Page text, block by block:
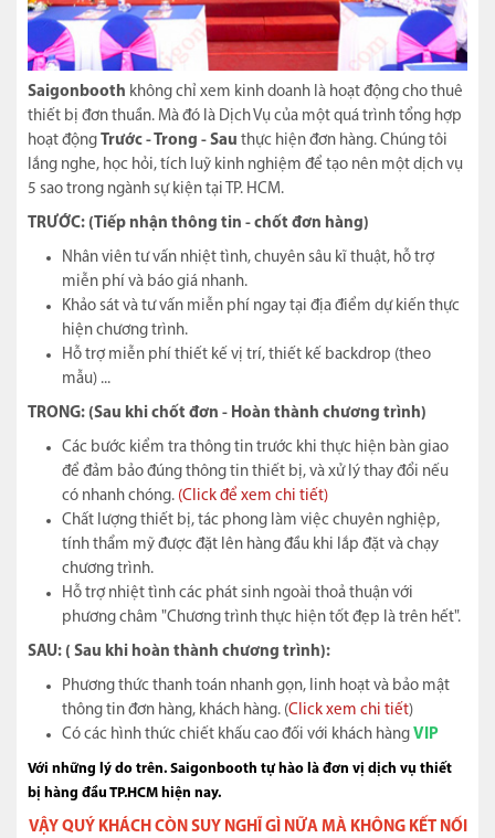
Saigonbooth không chỉ xem kinh doanh là hoạt động cho thuê
thiết bị đơn thuần. Mà đó là Dịch Vụ của một quá trình tổng hợp
hoạt động Trước - Trong - Sau thực hiện đơn hàng. Chúng tôi
lắng nghe, học hỏi, tích luỹ kinh nghiệm để tạo nên một dịch vụ
5 sao trong ngành sự kiện tại TP. HCM.
TRƯỚC: (Tiếp nhận thông tin - chốt đơn hàng)
Nhân viên tư vấn nhiệt tình, chuyên sâu kĩ thuật, hỗ trợ
miễn phí và báo giá nhanh.
Khảo sát và tư vấn miễn phí ngay tại địa điểm dự kiến thực
hiện chương trình.
Hỗ trợ miễn phí thiết kế vị trí, thiết kế backdrop (theo
mẫu) ...
TRONG: (Sau khi chốt đơn - Hoàn thành chương trình)
Các bước kiểm tra thông tin trước khi thực hiện bàn giao
để đảm bảo đúng thông tin thiết bị, và xử lý thay đổi nếu
có nhanh chóng. (Click để xem chi tiết)
Chất lượng thiết bị, tác phong làm việc chuyên nghiệp,
tính thẩm mỹ được đặt lên hàng đầu khi lắp đặt và chạy
chương trình.
Hỗ trợ nhiệt tình các phát sinh ngoài thoả thuận với
phương châm "Chương trình thực hiện tốt đẹp là trên hết".
SAU: ( Sau khi hoàn thành chương trình):
Phương thức thanh toán nhanh gọn, linh hoạt và bảo mật
thông tin đơn hàng, khách hàng. (Click xem chi tiết)
Có các hình thức chiết khấu cao đối với khách hàng VIP
Với những lý do trên. Saigonbooth tự hào là đơn vị dịch vụ thiết
bị hàng đầu TP.HCM hiện nay.
VẬY QUÝ KHÁCH CÒN SUY NGHĨ GÌ NỮA MÀ KHÔNG KẾT NỐI